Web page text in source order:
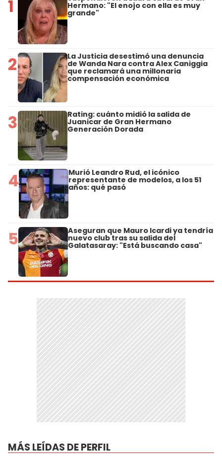
1 Hermano: "El enojo con ella es muy
grande"
2 La Justicia desestimó una denuncia
de Wanda Nara contra Alex Caniggia
que reclamará una millonaria
compensación económica
3 Rating: cuánto midió la salida de
Juanicar de Gran Hermano
Generación Dorada
4 Murió Leandro Rud, el icónico
representante de modelos, a los 51
años: qué pasó
5 Aseguran que Mauro Icardi ya tendría
nuevo club tras su salida del
Galatasaray: "Está buscando casa"
MÁS LEÍDAS DE PERFIL